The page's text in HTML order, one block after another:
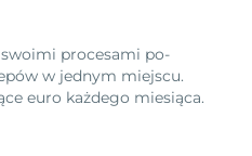
procesami po-
w jednym miejscu.
euro każdego miesiąca.